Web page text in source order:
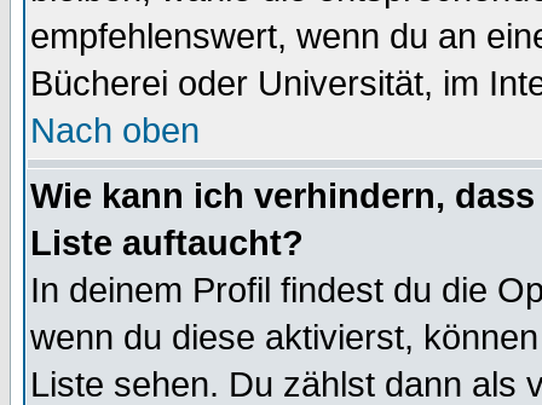
empfehlenswert, wenn du an
Bücherei oder Universität, im
Nach oben
Wie kann ich verhindern,
Liste auftaucht?
In deinem Profil findest du die
wenn du diese aktivierst,
Liste sehen. Du zählst dann als